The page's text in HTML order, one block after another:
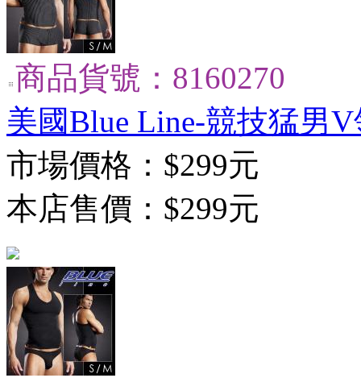
商品貨號：8160270
美國Blue Line-競技猛男
市場價格： $299元
本店售價： $299元